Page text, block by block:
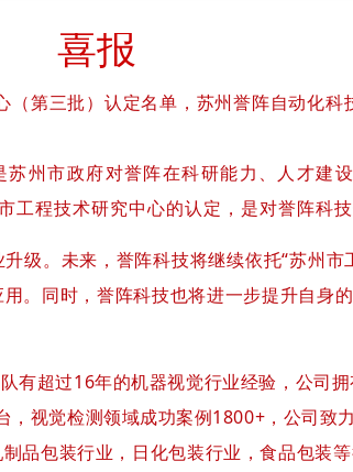
喜报
第三批）认定名单，苏州誉阵自动化
州市政府对誉阵在科研能力、人才建
程技术研究中心的认定，是对誉阵科
级。未来，誉阵科技将继续依托“苏州
。同时，誉阵科技也将进一步提升自身
有超过16年的机器视觉行业经验，公司
视觉检测领域成功案例1800+，公司致
品包装行业，日化包装行业，食品包装